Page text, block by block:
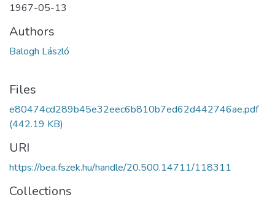
1967-05-13
Authors
Balogh László
Files
e80474cd289b45e32eec6b810b7ed62d442746ae.pdf
(442.19 KB)
URI
https://bea.fszek.hu/handle/20.500.14711/118311
Collections